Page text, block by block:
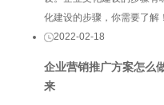
化建设的步骤，你需要了解！
2022-02-18
企业营销推广方案怎么
来